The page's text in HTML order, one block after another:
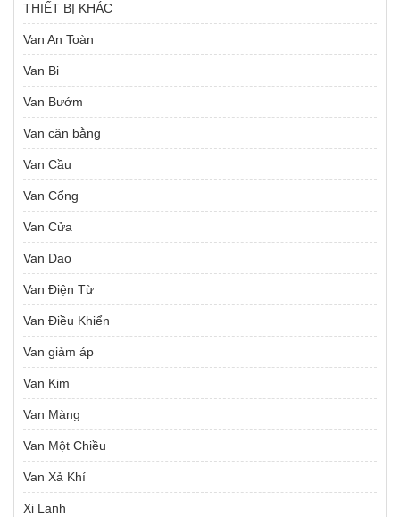
THIẾT BỊ KHÁC
Van An Toàn
Van Bi
Van Bướm
Van cân bằng
Van Cầu
Van Cổng
Van Cửa
Van Dao
Van Điện Từ
Van Điều Khiển
Van giảm áp
Van Kim
Van Màng
Van Một Chiều
Van Xả Khí
Xi Lanh